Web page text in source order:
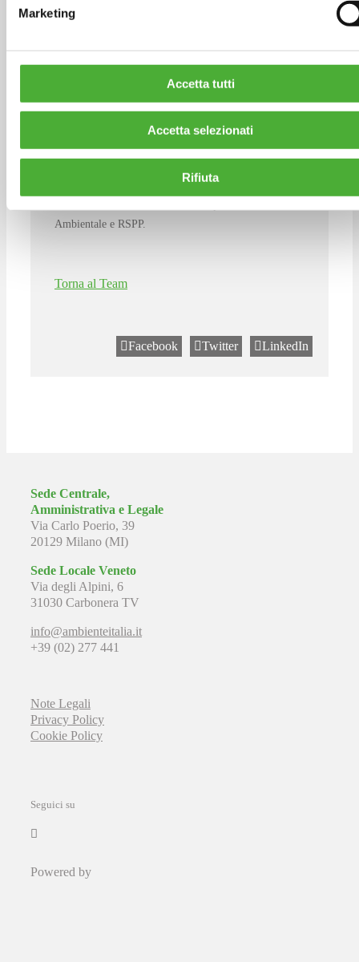
Marketing
Accetta tutti
Accetta selezionati
Rifiuta
in modo particolare del supporto alla certificazione
di energia da fonti rinnovabili (eolico) e dello sviluppo
Pubbliche Amministrazioni. Dal 2010 è Valutatore
qualificata per i sistemi di gestione ambientale e
successivamente ha operato nelle verifiche ispettive per
conto dell’ente di certificazione RINA Spa. Dal 2011 è
Manager per l’area relativa alle politiche di prodotto di
Ambientale e RSPP.
Torna al Team
Facebook Twitter LinkedIn
Sede Centrale,
Amministrativa e Legale
Via Carlo Poerio, 39
20129 Milano (MI)
Sede Locale Veneto
Via degli Alpini, 6
31030 Carbonera TV
info@ambienteitalia.it
+39 (02) 277 441
Note Legali
Privacy Policy
Cookie Policy
Seguici su
Powered by